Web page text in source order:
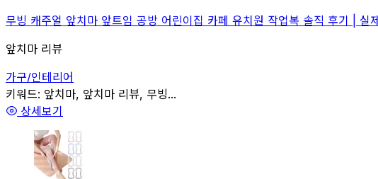
무빙 캐주얼 앞치마 앞트임 공방 어린이집 카페 유치원 작업복 솔직 후기 | 실
앞치마 리뷰
가구/인테리어
관련
키워드: 앞치마, 앞치마 리뷰, 무빙...
상세보기